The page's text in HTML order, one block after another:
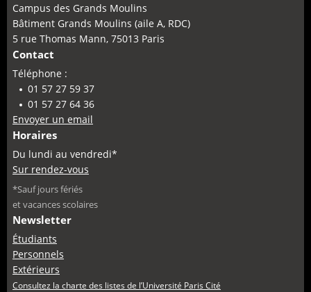
Campus des Grands Moulins
Bâtiment Grands Moulins (aile A, RDC)
5 rue Thomas Mann, 75013 Paris
Contact
Téléphone :
01 57 27 59 37
01 57 27 64 36
Envoyer un email
Horaires
Du lundi au vendredi*
Sur rendez-vous
*Sauf jours fériés
et vacances scolaires
Newsletter
Étudiants
Personnels
Extérieurs
Consultez la charte des listes de l’Université Paris Cité